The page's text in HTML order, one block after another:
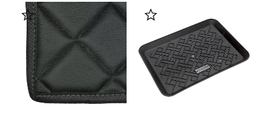
Lägg till i favoriter Lägg till i favoriter